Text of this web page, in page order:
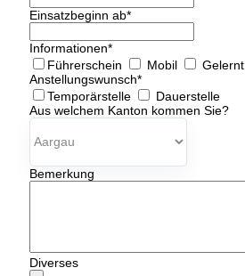
Einsatzbeginn ab*
Informationen*
Führerschein
Mobil Gelernt
Anstellungswunsch*
Temporärstelle
Dauerstelle
Aus welchem Kanton kommen Sie?
Bemerkung
Diverses